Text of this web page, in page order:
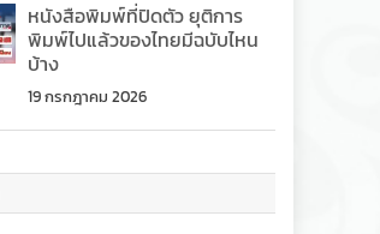
หนังสือพิมพ์ที่ปิดตัว ยุติการ
พิมพ์ไปแล้วของไทยมีฉบับไหน
บ้าง
19 กรกฎาคม 2026